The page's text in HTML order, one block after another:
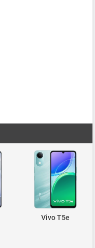
Vivo T5e